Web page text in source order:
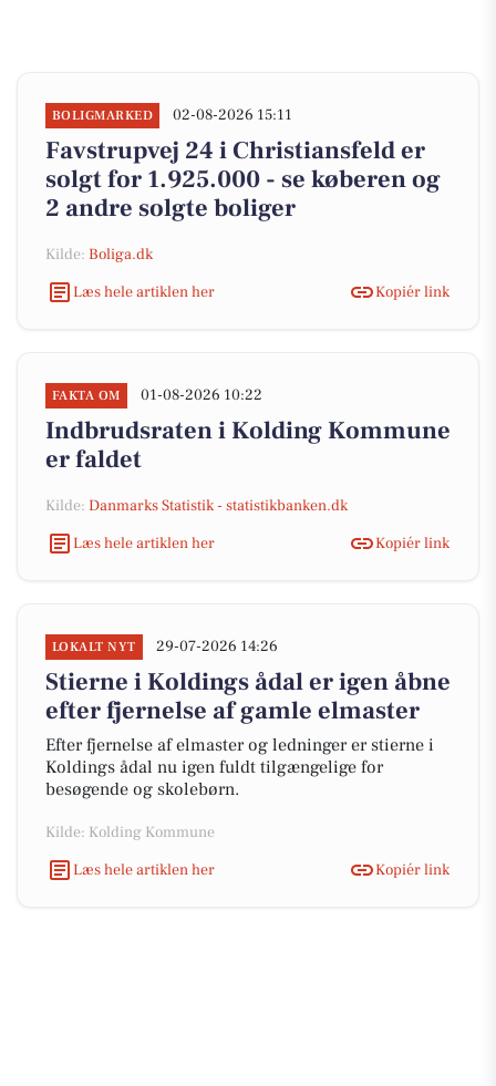
BOLIGMARKED 02-08-2026 15:11
Favstrupvej 24 i Christiansfeld er
solgt for 1.925.000 - se køberen og
2 andre solgte boliger
Kilde: Boliga.dk
Læs hele artiklen her
Kopiér link
FAKTA OM 01-08-2026 10:22
Indbrudsraten i Kolding Kommune
er faldet
Kilde: Danmarks Statistik - statistikbanken.dk
Læs hele artiklen her
Kopiér link
LOKALT NYT 29-07-2026 14:26
Stierne i Koldings ådal er igen åbne
efter fjernelse af gamle elmaster
Efter fjernelse af elmaster og ledninger er stierne i
Koldings ådal nu igen fuldt tilgængelige for
besøgende og skolebørn.
Kilde: Kolding Kommune
Læs hele artiklen her
Kopiér link